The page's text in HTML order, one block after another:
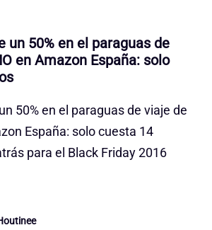
un 50% en el paraguas de
en Amazon España: solo
50% en el paraguas de viaje de
España: solo cuesta 14
para el Black Friday 2016